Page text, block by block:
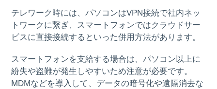
テレワーク時には、パソコンはVPN接続で社内ネッ
トワークに繋ぎ、スマートフォンではクラウドサー
ビスに直接接続するといった併用方法があります。
スマートフォンを支給する場合は、パソコン以上に
紛失や盗難が発生しやすいため注意が必要です。
MDMなどを導入して、データの暗号化や遠隔消去な